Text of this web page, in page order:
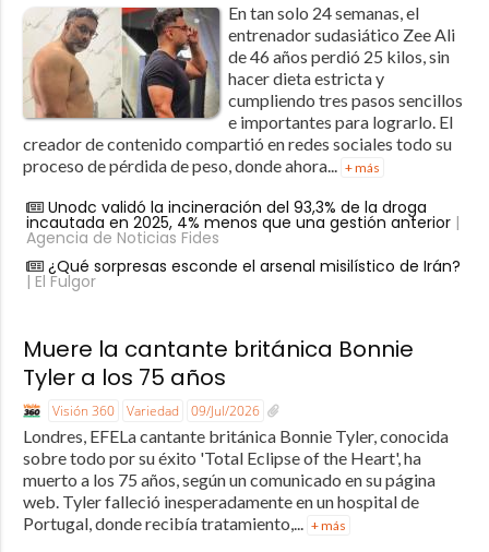
En tan solo 24 semanas, el
entrenador sudasiático Zee Ali
de 46 años perdió 25 kilos, sin
hacer dieta estricta y
cumpliendo tres pasos sencillos
e importantes para lograrlo. El
creador de contenido compartió en redes sociales todo su
proceso de pérdida de peso, donde ahora...
+ más
Unodc validó la incineración del 93,3% de la droga
incautada en 2025, 4% menos que una gestión anterior|
Agencia de Noticias Fides
¿Qué sorpresas esconde el arsenal misilístico de Irán?
| El Fulgor
Muere la cantante británica Bonnie
Tyler a los 75 años
Visión 360 Variedad 09/Jul/2026
Londres, EFELa cantante británica Bonnie Tyler, conocida
sobre todo por su éxito 'Total Eclipse of the Heart', ha
muerto a los 75 años, según un comunicado en su página
web. Tyler falleció inesperadamente en un hospital de
Portugal, donde recibía tratamiento,... + más